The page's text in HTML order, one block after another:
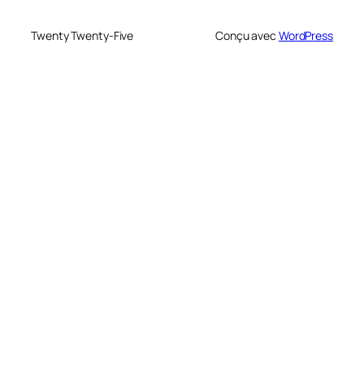
Twenty Twenty-Five Conçu avec WordPress